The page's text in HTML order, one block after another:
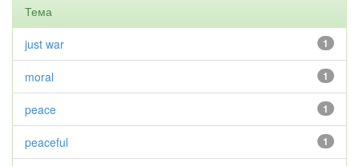
Тема
1
just war
1
moral
1
peace
1
peaceful